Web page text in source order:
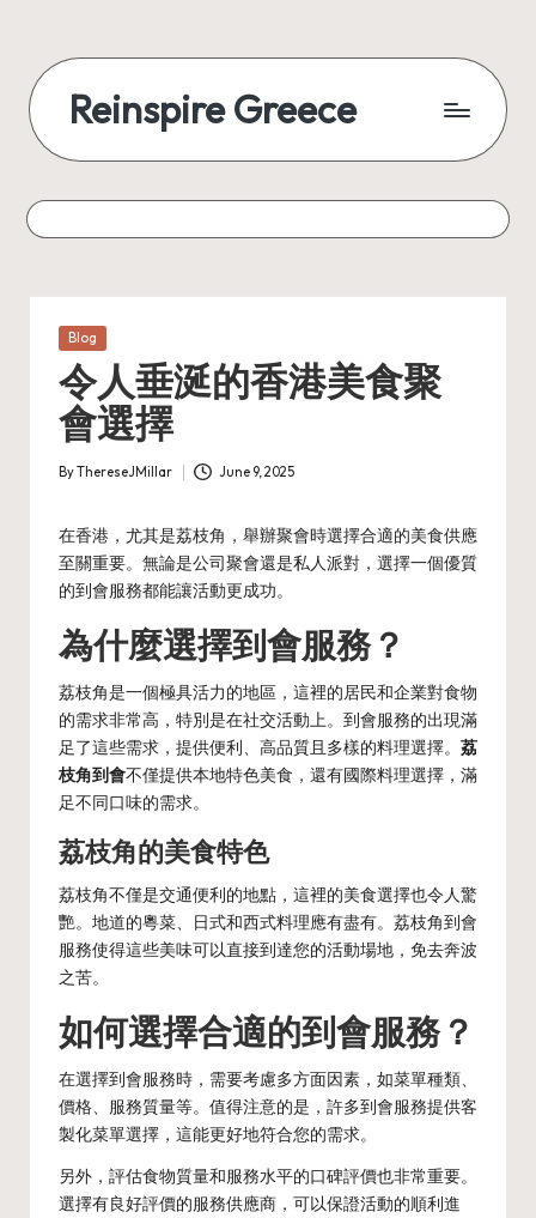
Reinspire Greece
Posted
Blog
令人垂涎的香港美食聚
會選擇
Posted
ByThereseJMillar June 9, 2025
在香港，尤其是荔枝角，舉辦聚會時選擇合適的美食供應
至關重要。無論是公司聚會還是私人派對，選擇一個優質
的到會服務都能讓活動更成功。
為什麼選擇到會服務？
荔枝角是一個極具活力的地區，這裡的居民和企業對食物
的需求非常高，特別是在社交活動上。到會服務的出現滿
足了這些需求，提供便利、高品質且多樣的料理選擇。 荔
枝角到會不僅提供本地特色美食，還有國際料理選擇，滿
足不同口味的需求。
荔枝角的美食特色
荔枝角不僅是交通便利的地點，這裡的美食選擇也令人驚
艷。地道的粵菜、日式和西式料理應有盡有。 荔枝角到會
服務使得這些美味可以直接到達您的活動場地，免去奔波
之苦。
如何選擇合適的到會服務？
在選擇到會服務時，需要考慮多方面因素，如菜單種類、
價格、服務質量等。值得注意的是，許多到會服務提供客
製化菜單選擇，這能更好地符合您的需求。
另外，評估食物質量和服務水平的口碑評價也非常重要。
選擇有良好評價的服務供應商，可以保證活動的順利進